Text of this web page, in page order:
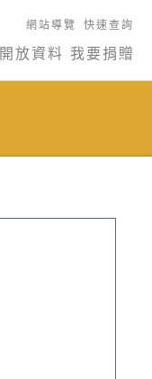
網站導覽 快速查詢
開放資料 我要捐贈